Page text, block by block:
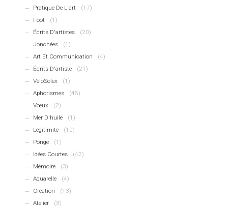
Pratique De L'art
(17)
Foot
(1)
Écrits D'artistes
(20)
Jonchées
(1)
Art Et Communication
(4)
Écrits D'artiste
(21)
VéloSolex
(1)
Aphorismes
(48)
Vœux
(2)
Mer D'huile
(1)
Légitimité
(10)
Ponge
(1)
Idées Courtes
(42)
Mémoire
(3)
Aquarelle
(4)
Création
(13)
Atelier
(3)